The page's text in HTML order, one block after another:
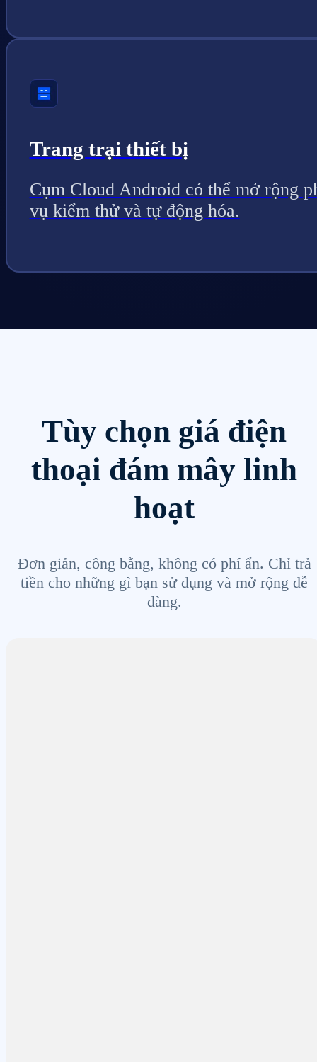
Trang trại thiết bị
Cụm Cloud Android có thể mở rộng
vụ kiểm thử và tự động hóa.
Tùy chọn giá điện
thoại đám mây linh
hoạt
Đơn giản, công bằng, không có phí ẩn. Chỉ trả
tiền cho những gì bạn sử dụng và mở rộng dễ
dàng.